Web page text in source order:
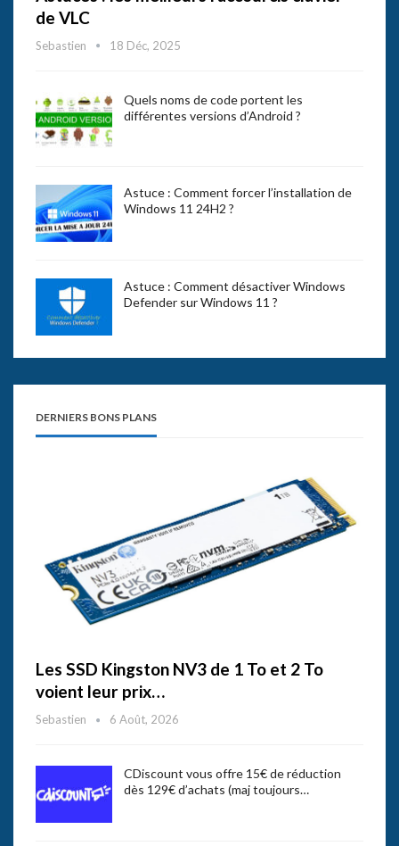
de VLC
Sebastien 18 Déc, 2025
Quels noms de code portent les
différentes versions d’Android ?
Astuce : Comment forcer l’installation de
Windows 11 24H2 ?
Astuce : Comment désactiver Windows
Defender sur Windows 11 ?
DERNIERS BONS PLANS
Les SSD Kingston NV3 de 1 To et 2 To
voient leur prix…
Sebastien 6 Août, 2026
CDiscount vous offre 15€ de réduction
dès 129€ d’achats (maj toujours…